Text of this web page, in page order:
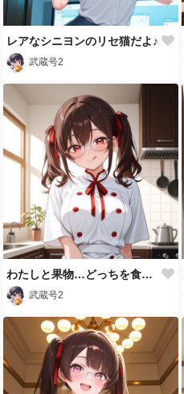
レアなシニヨンのリセ猫だよ♪
武蔵号2
わたしと果物…どっちを食べる？
武蔵号2